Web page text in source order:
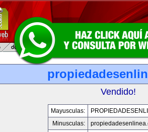
Vendido!
Mayusculas:
Minusculas: